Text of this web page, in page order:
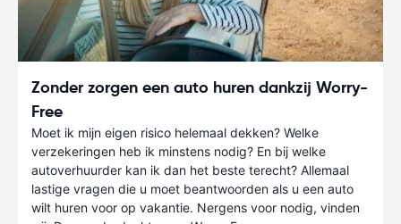
Zonder zorgen een auto huren dankzij Worry-
Free
Moet ik mijn eigen risico helemaal dekken? Welke
verzekeringen heb ik minstens nodig? En bij welke
autoverhuurder kan ik dan het beste terecht? Allemaal
lastige vragen die u moet beantwoorden als u een auto
wilt huren voor op vakantie. Nergens voor nodig, vinden